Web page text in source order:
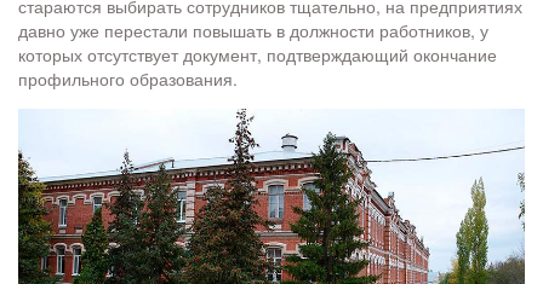
стараются выбирать сотрудников тщательно, на предприятиях
давно уже перестали повышать в должности работников, у
которых отсутствует документ, подтверждающий окончание
профильного образования.